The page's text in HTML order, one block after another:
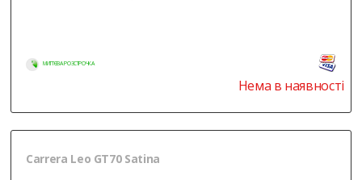
МИТТЄВА РОЗСТРОЧКА
Нема в наявності
Carrera Leo GT70 Satina